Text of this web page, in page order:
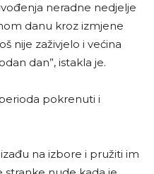
neradne nedjelje
danu kroz izmjene
nije zaživjelo i većina
dan”, istakla je.
pokrenuti i
na izbore i pružiti im